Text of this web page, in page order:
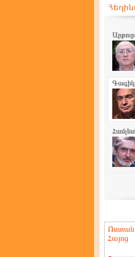
Գագիկ
Ոստան
Հայոց